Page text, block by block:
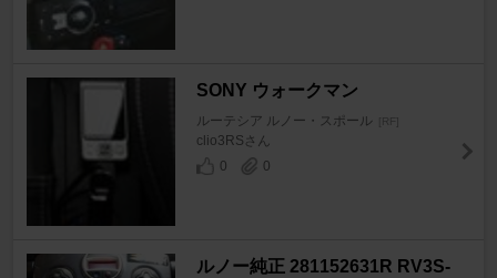
SONY ウォークマン
ルーテシア ルノー・スポール [RF]
clio3RSさん
0
0
ルノー純正 281152631R RV3S-